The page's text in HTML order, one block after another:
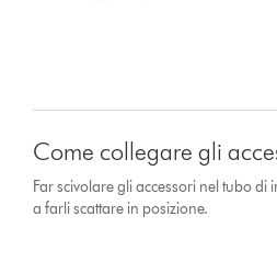
Come collegare gli
Far scivolare gli accessori nel tubo
a farli scattare in posizione.